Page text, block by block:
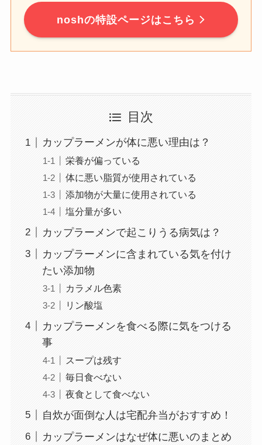
noshの特設ページはこちら
目次
カップラーメンが体に悪い理由は？
栄養が偏っている
体に悪い脂質が使用されている
添加物が大量に使用されている
塩分量が多い
カップラーメンで起こりうる病気は？
カップラーメンに含まれている気を付け
たい添加物
カラメル色素
リン酸塩
カップラーメンを食べる際に気をつける
事
スープは残す
毎日食べない
夜食として食べない
自炊が面倒な人は宅配弁当がおすすめ！
カップラーメンはなぜ体に悪いのまとめ